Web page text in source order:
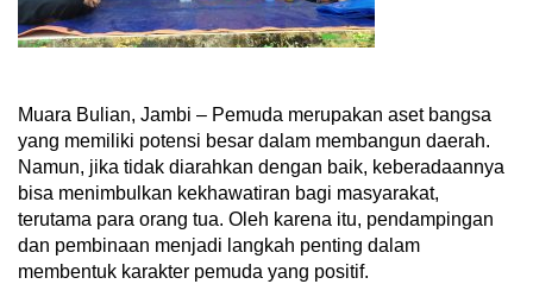
Muara Bulian, Jambi – Pemuda merupakan aset bangsa
yang memiliki potensi besar dalam membangun daerah.
Namun, jika tidak diarahkan dengan baik, keberadaannya
bisa menimbulkan kekhawatiran bagi masyarakat,
terutama para orang tua. Oleh karena itu, pendampingan
dan pembinaan menjadi langkah penting dalam
membentuk karakter pemuda yang positif.